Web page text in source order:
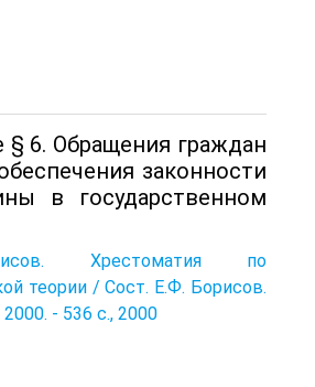
§ 6. Обращения граждан
законности
в государственном
Хрестоматия по
теории / Сост. Е.Ф. Борисов.
- 536 с., 2000